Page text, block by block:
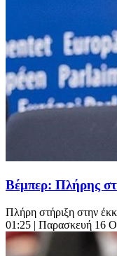
Βέμπερ: Πλήρης
Πλήρη στήριξη στην
01:25 | Παρασκευή 16